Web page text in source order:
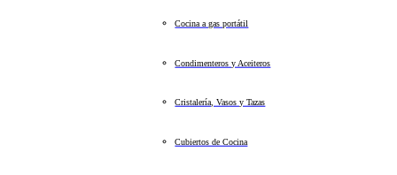
Cocina a gas portátil
Condimenteros y Aceiteros
Cristalería, Vasos y Tazas
Cubiertos de Cocina